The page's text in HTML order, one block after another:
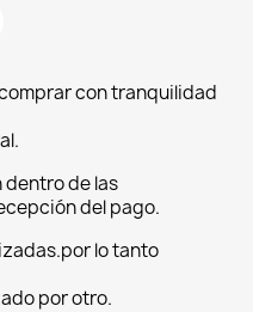
con tranquilidad
dentro de las
del pago.
lo tanto
por otro.